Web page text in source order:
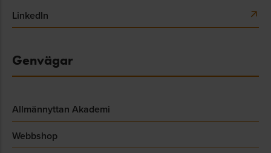
LinkedIn
Genvägar
Allmännyttan Akademi
Webbshop